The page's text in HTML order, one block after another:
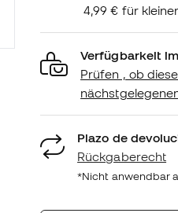
4,99 € für
Verfügbarkeit
Prüfen , ob
Plazo de
Rückgaberecht
*Nicht anwendbar